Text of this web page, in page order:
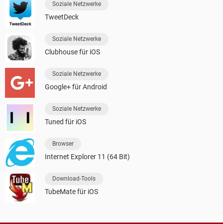
Soziale Netzwerke
TweetDeck
Soziale Netzwerke
Clubhouse für iOS
Soziale Netzwerke
Google+ für Android
Soziale Netzwerke
Tuned für iOS
Browser
Internet Explorer 11 (64 Bit)
Download-Tools
TubeMate für iOS